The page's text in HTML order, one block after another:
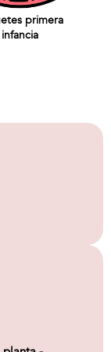
primera
infancia